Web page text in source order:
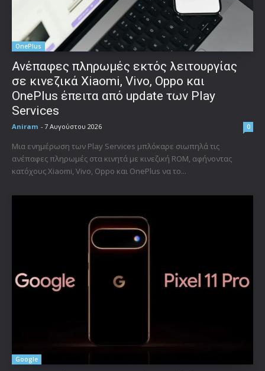
OnePlus
Ανέπαφες πληρωμές εκτός λειτουργίας
σε κινεζικά Xiaomi, Vivo, Oppo και
OnePlus έπειτα από update των Play
Services
Aniram - 7 Αυγούστου 2026 0
Μια ενημέρωση των Play Services μπλόκαρε σιωπηλά τις
ανέπαφες πληρωμές στα κινητά με κινεζική ROM, αφήνοντας
κατόχους Xiaomi, Vivo, Oppo και OnePlus να το...
Google